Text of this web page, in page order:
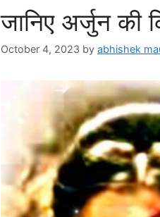
जानिए अर्जुन की
October 4, 2023 by abhishek